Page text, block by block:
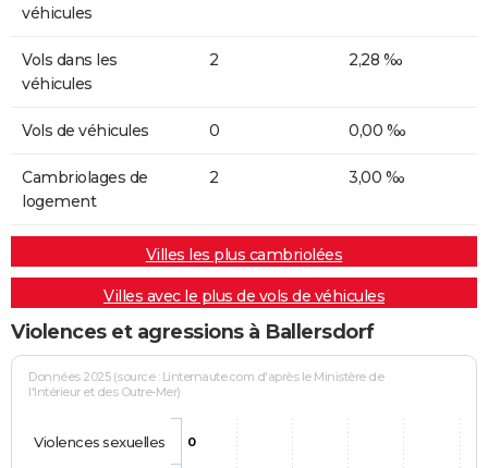
véhicules
Vols dans les
véhicules
2 2,28 ‰
Vols de véhicules 0 0,00 ‰
Cambriolages de
logement
2 3,00 ‰
Villes les plus cambriolées
Villes avec le plus de vols de véhicules
Violences et agressions à Ballersdorf
Données 2025 (source : Linternaute.com d'après le Ministère de
l'Intérieur et des Outre-Mer)
0
Violences sexuelles